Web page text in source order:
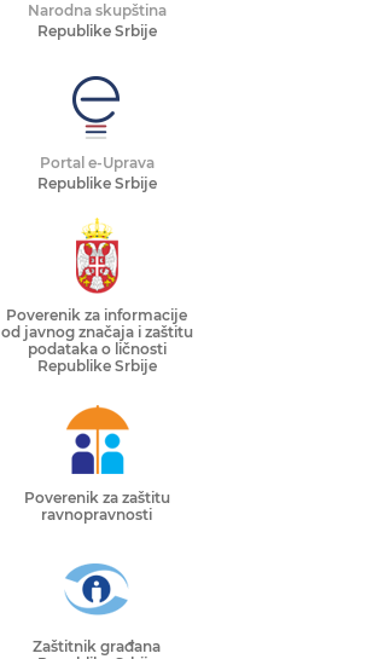
Narodna skupština
Republike Srbije
Portal e-Uprava
Republike Srbije
Poverenik za informacije
od javnog značaja i zaštitu
podataka o ličnosti
Republike Srbije
Poverenik za zaštitu
ravnopravnosti
Zaštitnik građana